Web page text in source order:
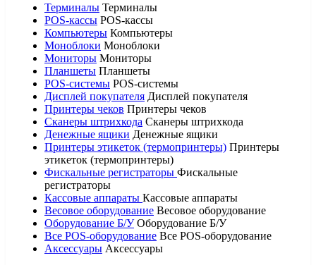
Терминалы Терминалы
POS-кассы POS-кассы
Компьютеры Компьютеры
Моноблоки Моноблоки
Мониторы Мониторы
Планшеты Планшеты
POS-системы POS-системы
Дисплей покупателя Дисплей покупателя
Принтеры чеков Принтеры чеков
Сканеры штрихкода Сканеры штрихкода
Денежные ящики Денежные ящики
Принтеры этикеток (термопринтеры) Принтеры
этикеток (термопринтеры)
Фискальные регистраторы Фискальные
регистраторы
Кассовые аппараты Кассовые аппараты
Весовое оборудование Весовое оборудование
Оборудование Б/У Оборудование Б/У
Все POS-оборудование Все POS-оборудование
Аксессуары Аксессуары